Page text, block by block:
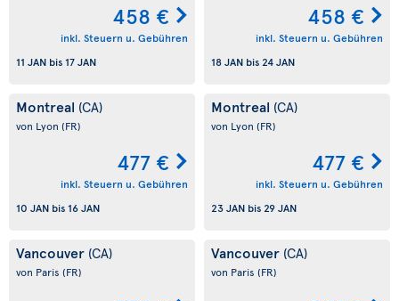
458 €
inkl. Steuern u. Gebühren
11 JAN bis 17 JAN
458 €
inkl. Steuern u. Gebühren
18 JAN bis24 JAN
Montreal (CA)
von Lyon (FR)
477 €
inkl. Steuern u. Gebühren
10 JAN bis 16 JAN
Montreal (CA)
von Lyon (FR)
477 €
inkl. Steuern u. Gebühren
23 JAN bis29 JAN
Vancouver (CA)
von Paris (FR)
Vancouver (CA)
von Paris (FR)